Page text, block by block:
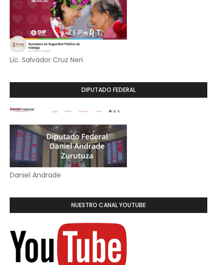
Lic. Salvador Cruz Neri
DIPUTADO FEDERAL
Daniel Andrade
NUESTRO CANAL YOUTUBE